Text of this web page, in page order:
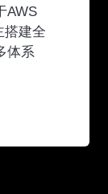
AWS
搭建全
体系